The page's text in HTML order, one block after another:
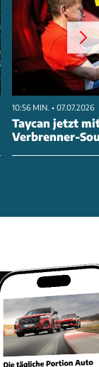
10:56 MIN. • 07.07.2026
Taycan jetzt
Verbrenner-